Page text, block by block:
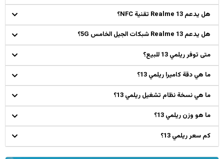
هل يدعم Realme 13 تقنية NFC؟
هل يدعم Realme 13 شبكات الجيل الخامس 5G؟
متى توفر ريلمي 13 للبيع؟
ما هي دقة كاميرا ريلمي 13؟
ما هي نسخة نظام تشغيل ريلمي 13؟
ما هو وزن ريلمي 13؟
كم سعر ريلمي 13؟